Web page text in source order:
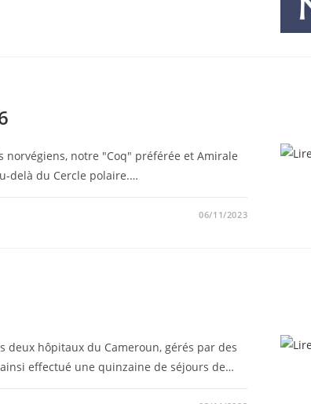
notre "Coq" préférée et Amirale
delà du Cercle polaire.…
06/11/2023
hôpitaux du Cameroun, gérés par des
effectué une quinzaine de séjours de…